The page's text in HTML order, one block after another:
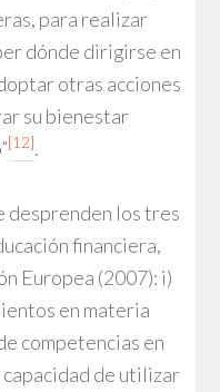
para realizar
dónde dirigirse en
otras acciones
su bienestar
[12].
desprenden los tres
financiera,
Europea (2007): i)
en materia
competencias en
de utilizar